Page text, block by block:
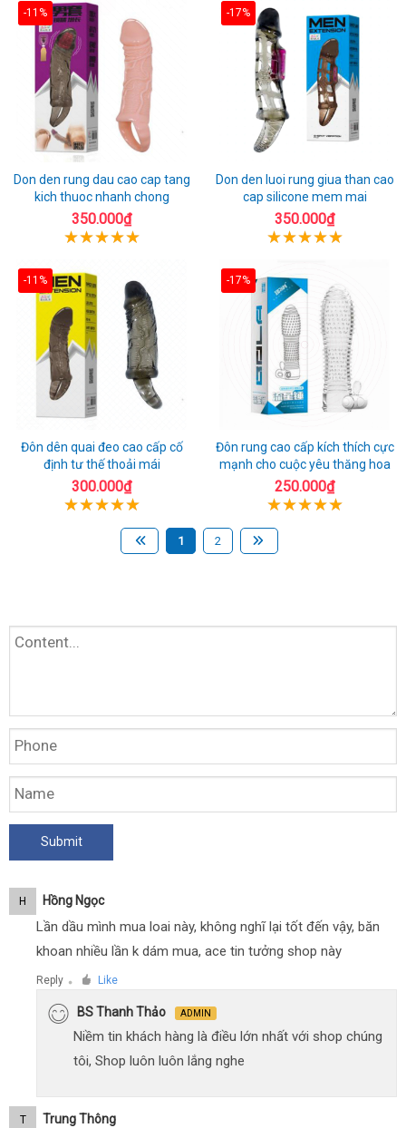
-11%
Don den rung dau cao cap tang
kich thuoc nhanh chong
350.000₫
-17%
Don den luoi rung giua than cao
cap silicone mem mai
350.000₫
-11%
Đôn dên quai đeo cao cấp cố
định tư thế thoải mái
300.000₫
-17%
Đôn rung cao cấp kích thích cực
mạnh cho cuộc yêu thăng hoa
250.000₫
1 2
H Hồng Ngọc
Lần dầu mình mua loai này, không nghĩ lại tốt đến vậy, băn
khoan nhiều lần k dám mua, ace tin tưởng shop này
Reply ● Like
BS Thanh Thảo ADMIN
Niềm tin khách hàng là điều lớn nhất với shop chúng
tôi, Shop luôn luôn lắng nghe
T Trung Thông